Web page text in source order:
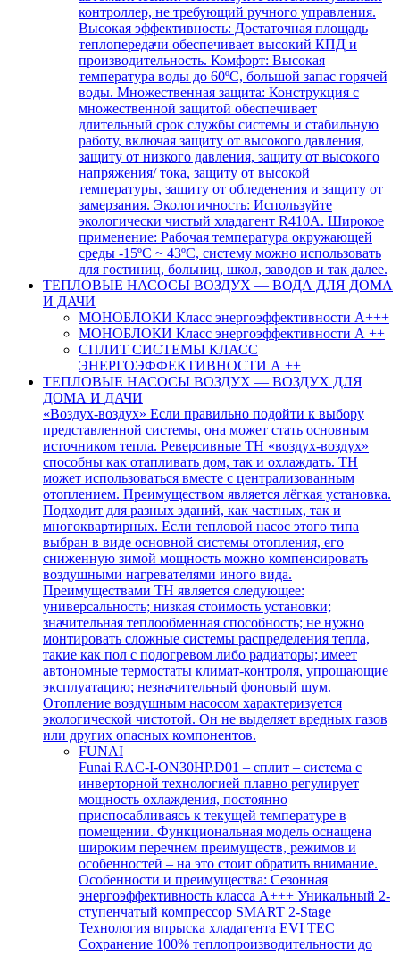
контроллер, не требующий ручного управления.
Высокая эффективность: Достаточная площадь
теплопередачи обеспечивает высокий КПД и
производительность. Комфорт: Высокая
температура воды до 60ºC, большой запас горячей
воды. Множественная защита: Конструкция с
множественной защитой обеспечивает
длительный срок службы системы и стабильную
работу, включая защиту от высокого давления,
защиту от низкого давления, защиту от высокого
напряжения/ тока, защиту от высокой
температуры, защиту от обледенения и защиту от
замерзания. Экологичность: Используйте
экологически чистый хладагент R410A. Широкое
применение: Рабочая температура окружающей
среды -15ºC ~ 43ºC, систему можно использовать
для гостиниц, больниц, школ, заводов и так далее.
ТЕПЛОВЫЕ НАСОСЫ ВОЗДУХ — ВОДА ДЛЯ ДОМА
И ДАЧИ
МОНОБЛОКИ Класс энергоэффективности А+++
МОНОБЛОКИ Класс энергоэффективности А ++
СПЛИТ СИСТЕМЫ КЛАСС
ЭНЕРГОЭФФЕКТИВНОСТИ А ++
ТЕПЛОВЫЕ НАСОСЫ ВОЗДУХ — ВОЗДУХ ДЛЯ
ДОМА И ДАЧИ
«Воздух-воздух» Если правильно подойти к выбору
представленной системы, она может стать основным
источником тепла. Реверсивные ТН «воздух-воздух»
способны как отапливать дом, так и охлаждать. ТН
может использоваться вместе с централизованным
отоплением. Преимуществом является лёгкая установка.
Подходит для разных зданий, как частных, так и
многоквартирных. Если тепловой насос этого типа
выбран в виде основной системы отопления, его
сниженную зимой мощность можно компенсировать
воздушными нагревателями иного вида.
Преимуществами ТН является следующее:
универсальность; низкая стоимость установки;
значительная теплообменная способность; не нужно
монтировать сложные системы распределения тепла,
такие как пол с подогревом либо радиаторы; имеет
автономные термостаты климат-контроля, упрощающие
эксплуатацию; незначительный фоновый шум.
Отопление воздушным насосом характеризуется
экологической чистотой. Он не выделяет вредных газов
или других опасных компонентов.
FUNAI
Funai RAC-I-ON30HP.D01 – сплит – система с
инверторной технологией плавно регулирует
мощность охлаждения, постоянно
приспосабливаясь к текущей температуре в
помещении. Функциональная модель оснащена
широким перечнем преимуществ, режимов и
особенностей – на это стоит обратить внимание.
Особенности и преимущества: Сезонная
энергоэффективность класса А+++ Уникальный 2-
ступенчатый компрессор SMART 2-Stage
Технология впрыска хладагента EVI TEC
Сохранение 100% теплопроизводительности до